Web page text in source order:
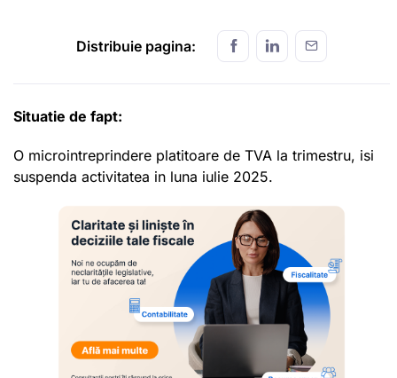
Distribuie pagina:
Situatie de fapt:
O microintreprindere platitoare de TVA la trimestru, isi
suspenda activitatea in luna iulie 2025.